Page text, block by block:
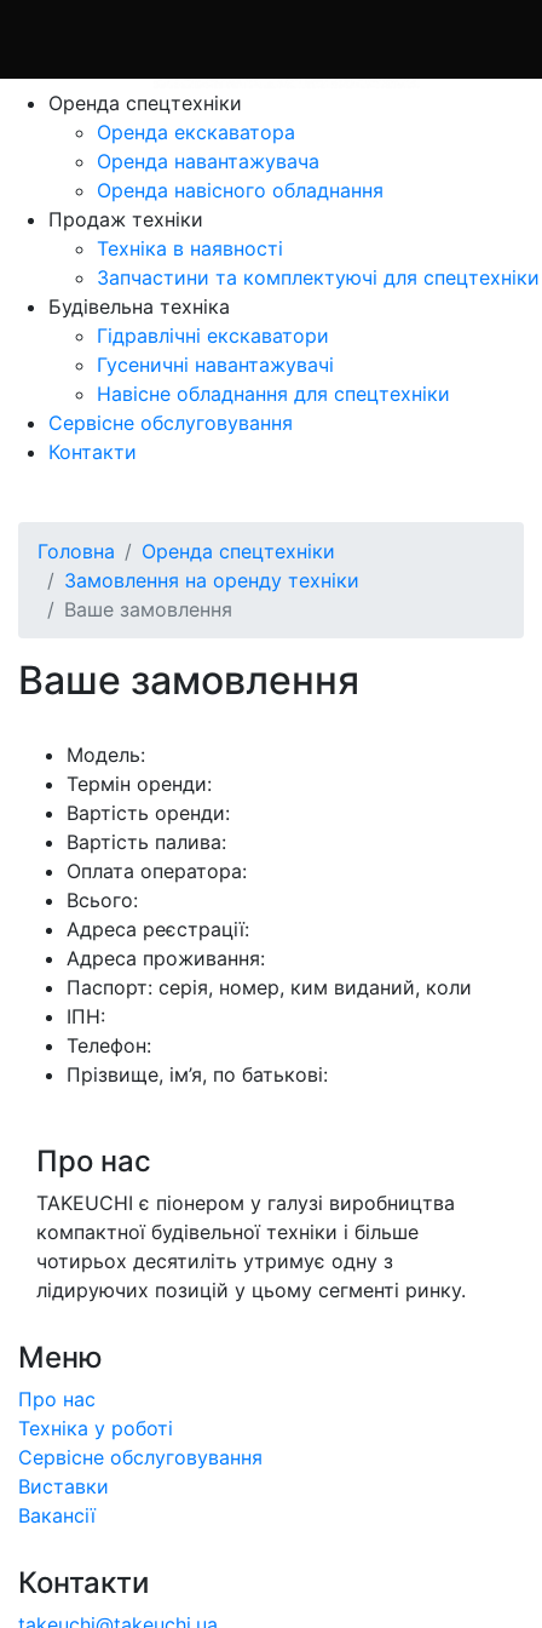
Оренда спецтехніки
Оренда екскаватора
Оренда навантажувача
Оренда навісного обладнання
Продаж технiки
Технiка в наявностi
Запчастини та комплектуючі для спецтехніки
Будівельна техніка
Гідравлічні екскаватори
Гусеничні навантажувачі
Навісне обладнання для спецтехніки
Сервісне обслуговування
Контакти
Головна
Оренда спецтехніки
Замовлення на оренду техніки
Ваше замовлення
Ваше замовлення
Модель:
Термін оренди:
Вартість оренди:
Вартість палива:
Оплата оператора:
Всього:
Адреса реєстрації:
Адреса проживання:
Паспорт: серія, номер, ким виданий, коли
ІПН:
Телефон:
Прізвище, ім’я, по батькові:
Про нас
TAKEUCHI є піонером у галузі виробництва
компактної будівельної техніки і більше
чотирьох десятиліть утримує одну з
лідируючих позицій у цьому сегменті ринку.
Меню
Про нас
Техніка у роботі
Сервісне обслуговування
Виставки
Вакансії
Контакти